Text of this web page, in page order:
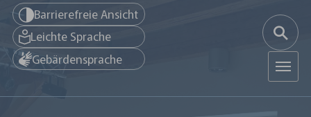
Zum Hauptinhalt springen
Barrierefreie Ansicht
Leichte Sprache
Gebärdensprache